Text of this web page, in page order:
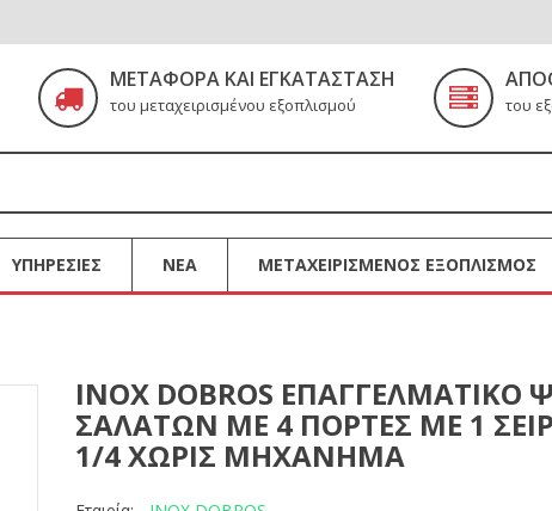
ΜΕΤΑΦΟΡΆ ΚΑΙ ΕΓΚΑΤΆΣΤΑΣΗ
του μεταχειρισμένου εξοπλισμού του
ΥΠΗΡΕΣΙΕΣ ΝΕΑ ΜΕΤΑΧΕΙΡΙΣΜΕΝΟΣ ΕΞΟΠΛΙΣΜΟΣ
INOX DOBROS ΕΠΑΓΓΕΛΜΑΤΙΚΟ
ΣΑΛΑΤΩΝ ΜΕ 4 ΠΟΡΤΕΣ ΜΕ 1
1/4 ΧΩΡΙΣ ΜΗΧΑΝΗΜΑ